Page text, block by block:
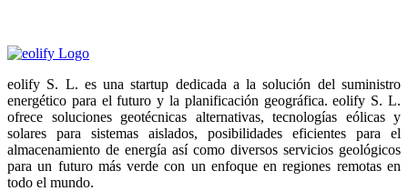
eolify S. L. es una startup dedicada a la solución del suministro
energético para el futuro y la planificación geográfica. eolify S. L.
ofrece soluciones geotécnicas alternativas, tecnologías eólicas y
solares para sistemas aislados, posibilidades eficientes para el
almacenamiento de energía así como diversos servicios geológicos
para un futuro más verde con un enfoque en regiones remotas en
todo el mundo.